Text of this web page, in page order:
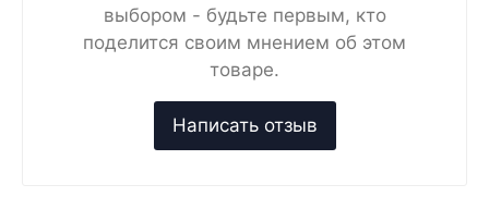
выбором - будьте первым, кто
поделится своим мнением об этом
товаре.